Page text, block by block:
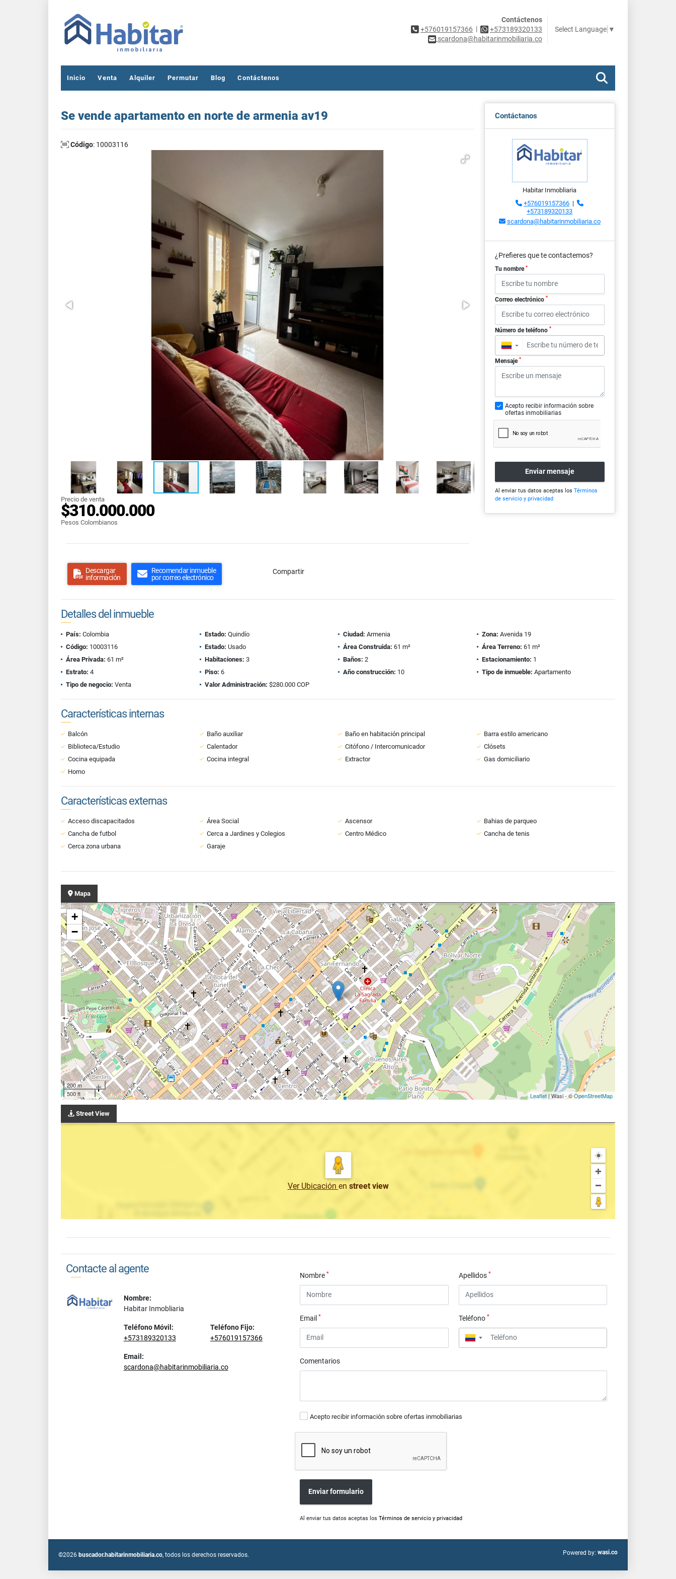
Contáctenos
+576019157366 |
+573189320133
scardona@habitarinmobiliaria.co
Select Language ▼
Inicio Venta Alquiler Permutar Blog Contáctenos
Se vende apartamento en norte de armenia av19
Código: 10003116
Precio de venta
$310.000.000
Pesos Colombianos
Descargar
información
Recomendar inmueble
por correo electrónico
Compartir
Contáctanos
Habitar Inmobliaria
+576019157366 |
+573189320133
scardona@habitarinmobiliaria.co
¿Prefieres que te contactemos?
Tu nombre *
Correo electrónico *
Número de teléfono *
▼
Mensaje *
Acepto recibir información sobre
ofertas inmobiliarias
Enviar mensaje
Al enviar tus datos aceptas los Términos
de servicio y privacidad
Detalles del inmueble
País: Colombia Estado: Quindío Ciudad: Armenia Zona: Avenida 19
Código: 10003116 Estado: Usado Área Construida: 61 m² Área Terreno: 61 m²
Área Privada: 61 m² Habitaciones: 3 Baños: 2 Estacionamiento: 1
Estrato: 4 Piso: 6 Año construcción: 10 Tipo de inmueble: Apartamento
Tipo de negocio: Venta Valor Administración: $280.000 COP
Características internas
Balcón Baño auxiliar Baño en habitación principal
Barra estilo americano
Biblioteca/Estudio
Calentador Citófono / Intercomunicador
Clósets
Cocina equipada
Cocina integral Extractor
Gas domiciliario
Horno
Características externas
Acceso discapacitados Área Social Ascensor
Bahias de parqueo
Cancha de futbol
Cerca a Jardines y Colegios Centro Médico
Cancha de tenis
Cerca zona urbana
Garaje
Mapa
+
−
200 m
500 ft
Leaflet | Wasi - ©OpenStreetMap
Street View
Ver Ubicación en street view
Contacte al agente
Nombre:
Habitar Inmobliaria
Teléfono Móvil:
+573189320133
Teléfono Fijo:
+576019157366
Email:
scardona@habitarinmobiliaria.co
Nombre* Apellidos *
Email* Teléfono *
▼
Comentarios
Acepto recibir información sobre ofertas inmobiliarias
Enviar formulario
Al enviar tus datos aceptas losTérminos de servicio y privacidad
©2026 buscador.habitarinmobiliaria.co, todos los derechos reservados. Powered by: wasi.co